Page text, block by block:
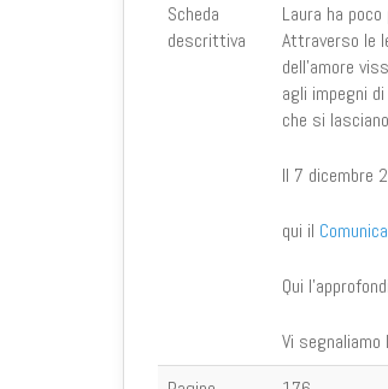
Scheda
descrittiva
Laura ha
Attraverso le
dell’amore
agli impegni
che si
Il 7 dicembre
qui il
Qui
Vi